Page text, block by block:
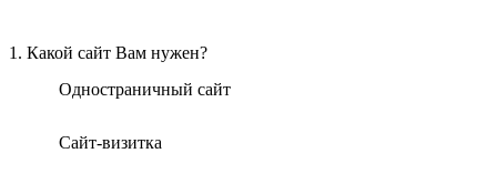
1. Какой сайт Вам нужен?
Одностраничный сайт
Сайт-визитка